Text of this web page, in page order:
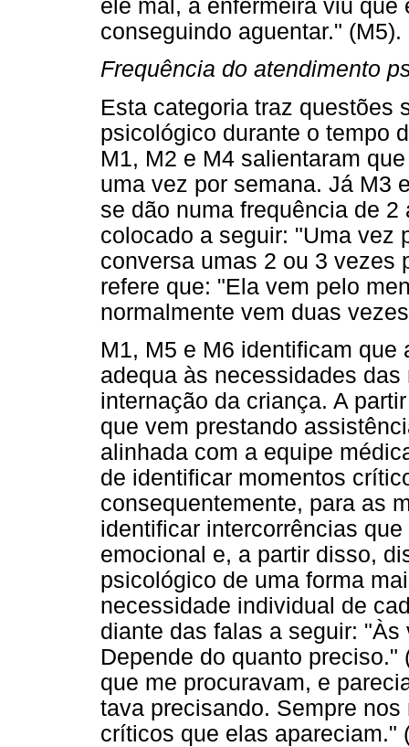
ele mal, a enfermeira viu
conseguindo aguentar." (M5).
Frequência do atendimento
Esta categoria traz questões
psicológico durante o tempo
M1, M2 e M4 salientaram
uma vez por semana. Já M3
se dão numa frequência de
colocado a seguir: "Uma vez
conversa umas 2 ou 3 vezes
refere que: "Ela vem pelo
normalmente vem duas
M1, M5 e M6 identificam
adequa às necessidades
internação da criança. A
que vem prestando
alinhada com a equipe
de identificar momentos
consequentemente, para as
identificar intercorrências
emocional e, a partir disso,
psicológico de uma forma
necessidade individual de
diante das falas a seguir:
Depende do quanto
que me procuravam, e
tava precisando. Sempre
críticos que elas apareciam."